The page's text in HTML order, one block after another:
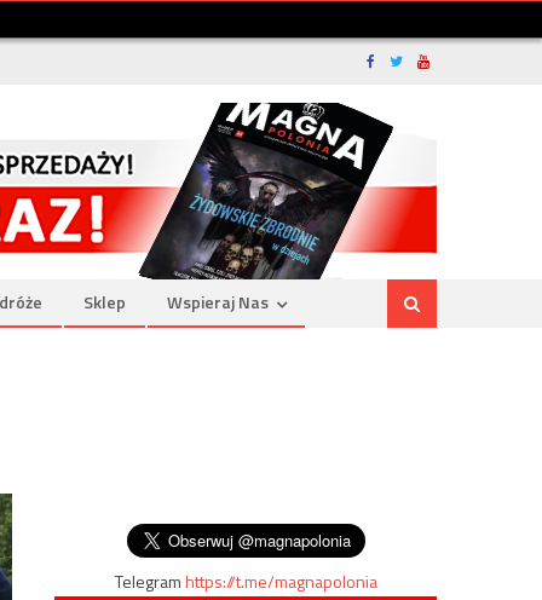
Sklep Wspieraj Nas
Telegramhttps://t.me/magnapolonia